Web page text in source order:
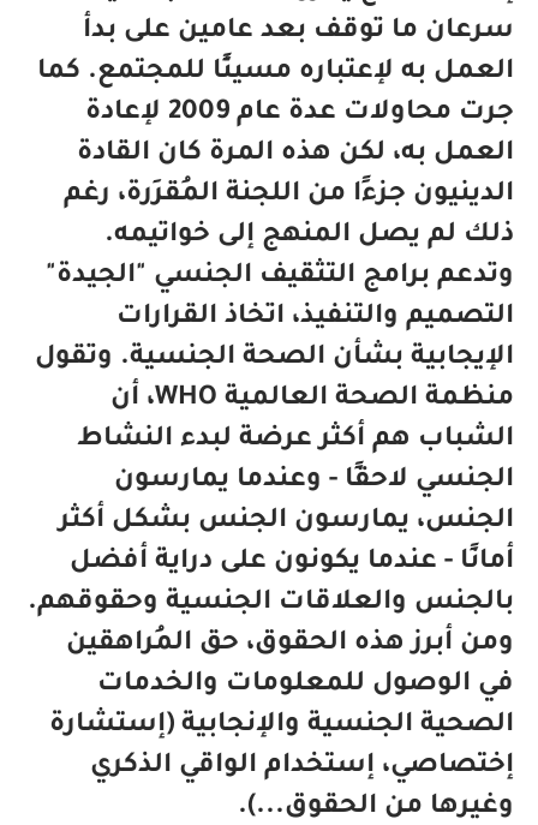
سرعان ما توقف بعد عامين على بدأ
العمل به لإعتباره مسيئًا للمجتمع. كما
جرت محاولات عدة عام 2009 لإعادة
العمل به، لكن هذه المرة كان القادة
الدينيون جزءًا من اللجنة المُقرِرة، رغم
ذلك لم يصل المنهج إلى خواتيمه.
وتدعم برامج التثقيف الجنسي "الجيدة"
التصميم والتنفيذ، اتخاذ القرارات
الإيجابية بشأن الصحة الجنسية. وتقول
منظمة الصحة العالمية WHO، أن
الشباب هم أكثر عرضة لبدء النشاط
الجنسي لاحقًا - وعندما يمارسون
الجنس، يمارسون الجنس بشكل أكثر
أمانًا - عندما يكونون على دراية أفضل
بالجنس والعلاقات الجنسية وحقوقهم.
ومن أبرز هذه الحقوق، حق المُراهقين
في الوصول للمعلومات والخدمات
الصحية الجنسية والإنجابية (إستشارة
إختصاصي، إستخدام الواقي الذكري
وغيرها من الحقوق...).